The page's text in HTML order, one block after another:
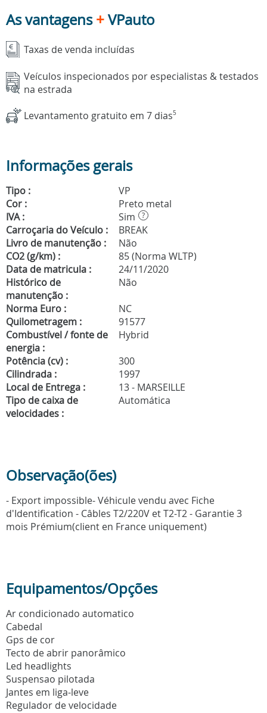
As vantagens+VPauto
Taxas de venda incluídas
Veículos inspecionados por especialistas & testados
na estrada
Levantamento gratuito em 7 dias5
Informações gerais
Tipo :
VP
Cor :
Preto metal
IVA :
Sim ?
Carroçaria do Veículo :
BREAK
Livro de manutenção :
Não
CO2 (g/km) :
85 (Norma WLTP)
Data de matricula :
24/11/2020
Histórico de
manutenção :
Não
Norma Euro :
NC
Quilometragem :
91577
Combustível / fonte de
energia :
Hybrid
Potência (cv) :
300
Cilindrada :
1997
Local de Entrega :
13 - MARSEILLE
Tipo de caixa de
velocidades :
Automática
Observação(ões)
- Export impossible- Véhicule vendu avec Fiche
d'Identification - Câbles T2/220V et T2-T2 - Garantie 3
mois Prémium(client en France uniquement)
Equipamentos/Opções
Ar condicionado automatico
Cabedal
Gps de cor
Tecto de abrir panorâmico
Led headlights
Suspensao pilotada
Jantes em liga-leve
Regulador de velocidade